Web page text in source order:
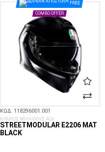
FREE
COMBO OFFER
ΚΩΔ. 118296001.001
ΚΡΑΝΟΣ ΜΗΧΑΝΗΣ AGV
STREETMODULAR E2206 MAT
BLACK